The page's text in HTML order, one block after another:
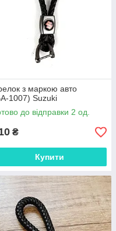
з маркою авто
1007) Suzuki
до відправки 2 од.
₴
Купити